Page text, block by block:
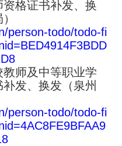
格证书补发、换
person-todo/todo-fi
师及中等职业学
补发、换发（泉州
person-todo/todo-fi